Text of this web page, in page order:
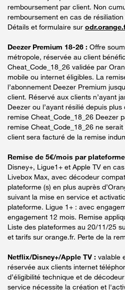
remboursement par client. Non
remboursement en cas de
Détails et formulaire sur
Deezer Premium 18-26 : Offre
métropole, réservée au client
Cheat_Code_18_26 validée par
mobile ou internet éligibles. La
l’abonnement Deezer Premium
client. Réservé aux clients n’ayant
Deezer ou l’ayant résilié depuis
remise Cheat_Code_18_26 Deezer
remise Cheat_Code_18_26 ne
client sera facturé de la remise
Remise de 5€/mois par
Disney+, Ligue1+ et Apple TV en
Livebox Max, avec décodeur
plateforme (s) en plus auprès
suivant la mise en service et
plateforme. Ligue 1+ : avec
engagement 12 mois. Remise
Liste des plateformes au 20/11/25
et tarifs sur orange.fr. Perte de la
Netflix/Disney+/Apple TV : valable
réservée aux clients internet
d’éligibilité technique et de
service nécessite la création et